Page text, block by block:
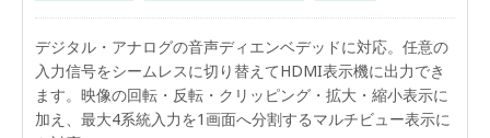
デジタル・アナログの音声ディエンベデッドに対応。任意の
入力信号をシームレスに切り替えてHDMI表示機に出力でき
ます。映像の回転・反転・クリッピング・拡大・縮小表示に
加え、最大4系統入力を1画面へ分割するマルチビュー表示に